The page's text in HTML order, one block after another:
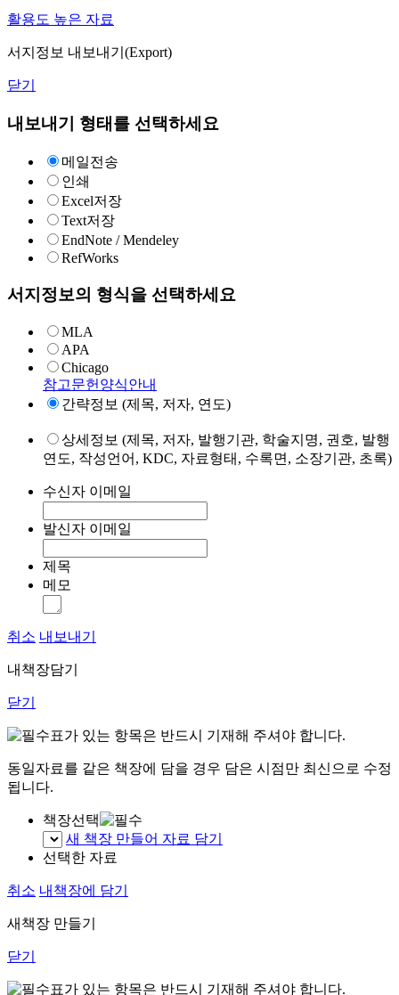
활용도 높은 자료
서지정보 내보내기(Export)
닫기
내보내기 형태를 선택하세요
메일전송
인쇄
Excel저장
Text저장
EndNote / Mendeley
RefWorks
서지정보의 형식을 선택하세요
MLA
APA
Chicago
참고문헌양식안내
간략정보 (제목, 저자, 연도)
상세정보 (제목, 저자, 발행기관, 학술지명, 권호, 발행
연도, 작성언어, KDC, 자료형태, 수록면, 소장기관, 초록)
수신자 이메일
발신자 이메일
제목
메모
취소 내보내기
내책장담기
닫기
표가 있는 항목은 반드시 기재해 주셔야 합니다.
동일자료를 같은 책장에 담을 경우 담은 시점만 최신으로 수정
됩니다.
책장선택
새 책장 만들어 자료 담기
선택한 자료
취소 내책장에 담기
새책장 만들기
닫기
표가 있는 항목은 반드시 기재해 주셔야 합니다.